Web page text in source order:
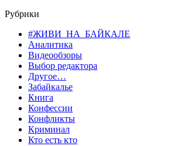
Рубрики
#ЖИВИ_НА_БАЙКАЛЕ
Аналитика
Видеообзоры
Выбор редактора
Другое…
Забайкалье
Книга
Конфессии
Конфликты
Криминал
Кто есть кто